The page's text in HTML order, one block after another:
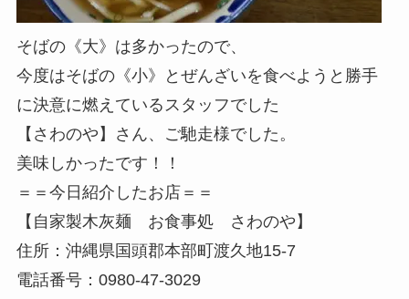
そばの《大》は多かったので、
今度はそばの《小》とぜんざいを食べようと勝手
に決意に燃えているスタッフでした
【さわのや】さん、ご馳走様でした。
美味しかったです！！
＝＝今日紹介したお店＝＝
【自家製木灰麺 お食事処 さわのや】
住所：沖縄県国頭郡本部町渡久地15-7
電話番号：0980-47-3029